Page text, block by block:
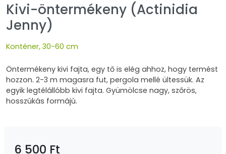
Kivi-öntermékeny (Actinidia
Jenny)
Konténer, 30-60 cm
Öntermékeny kivi fajta, egy tő is elég ahhoz, hogy termést
hozzon. 2-3 m magasra fut, pergola mellé ültessük. Az
egyik legtélállóbb kivi fajta. Gyümölcse nagy, szőrös,
hosszúkás formájú.
6 500 Ft